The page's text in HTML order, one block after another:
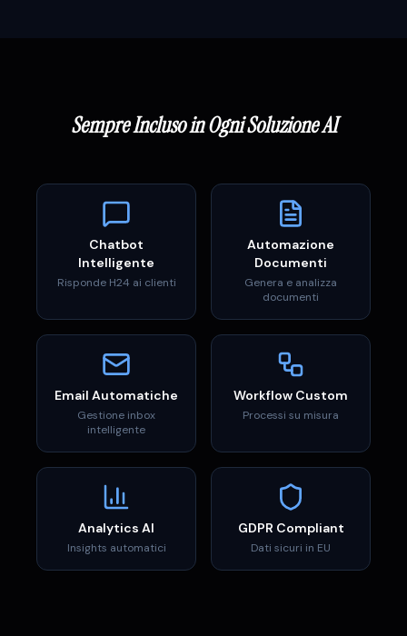
Sempre Incluso in Ogni Soluzione AI
Chatbot
Intelligente
Risponde H24 ai clienti
Automazione
Documenti
Genera e analizza
documenti
Email Automatiche
Gestione inbox
intelligente
Workflow Custom
Processi su misura
Analytics AI
Insights automatici
GDPR Compliant
Dati sicuri in EU